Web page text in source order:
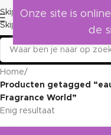
Skip to navigation
Skip to main content
Home/
Producten getagged
Fragrance World”
Enig resultaat
Onze site is
de